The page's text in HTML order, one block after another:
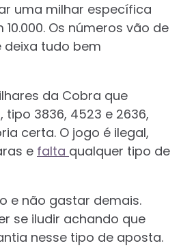
uma milhar específica
10.000. Os números vão de
deixa tudo bem
da Cobra que
3836, 4523 e 2636,
certa. O jogo é ilegal,
e falta qualquer tipo de
e não gastar demais.
se iludir achando que
nesse tipo de aposta.